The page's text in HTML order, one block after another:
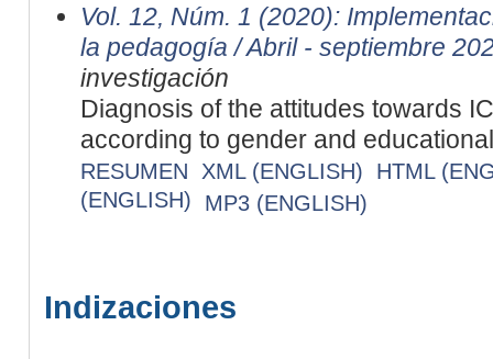
Vol. 12, Núm. 1 (2020):
la pedagogía / Abril - septiembre
investigación
Diagnosis of the attitudes towards
according to gender and
RESUMEN XML (ENGLISH) HTML
(ENGLISH) MP3 (ENGLISH)
Indizaciones